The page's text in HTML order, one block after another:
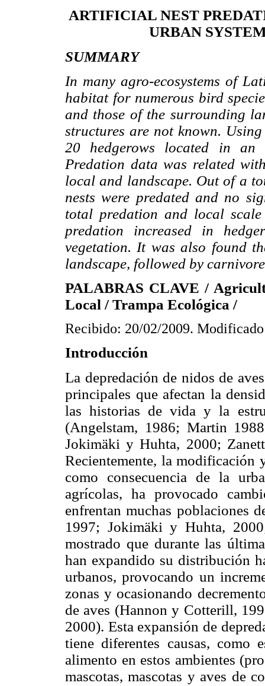
ARTIFICIAL NEST
URBAN
SUMMARY
In many agro-ecosystems of
habitat for numerous bird
and those of the surrounding
structures are not known.
20 hedgerows located in an
Predation data was related
local and landscape. Out of a
nests were predated and no
total predation and local
predation increased in
vegetation. It was also found
landscape, followed by
PALABRAS CLAVE /
Local / Trampa Ecológica /
Recibido: 20/02/2009.
Introducción
La depredación de nidos de
principales que afectan la
las historias de vida y la
(Angelstam, 1986; Martin
Jokimäki y Huhta, 2000;
Recientemente, la modificación
como consecuencia de la
agrícolas, ha provocado
enfrentan muchas poblaciones
1997; Jokimäki y Huhta,
mostrado que durante las
han expandido su distribución
urbanos, provocando un
zonas y ocasionando
de aves (Hannon y Cotterill,
2000). Esta expansión de
tiene diferentes causas,
alimento en estos ambientes
mascotas, mascotas y aves de